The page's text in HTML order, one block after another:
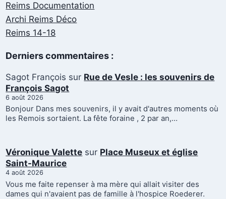
Reims Documentation
Archi Reims Déco
Reims 14-18
Derniers commentaires :
Sagot François sur Rue de Vesle : les souvenirs de
François Sagot
6 août 2026
Bonjour Dans mes souvenirs, il y avait d'autres moments où
les Remois sortaient. La fête foraine , 2 par an,…
Véronique Valette sur Place Museux et église
Saint-Maurice
4 août 2026
Vous me faite repenser à ma mère qui allait visiter des
dames qui n'avaient pas de famille à l'hospice Roederer.